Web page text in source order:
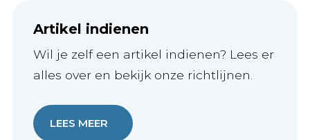
Artikel indienen
Wil je zelf een artikel indienen? Lees er
alles over en bekijk onze richtlijnen.
LEES MEER